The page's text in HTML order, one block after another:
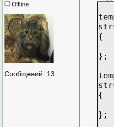
Offline
Сообщений: 13
{
};
{
};